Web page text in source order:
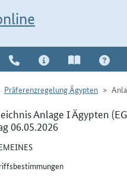
Präferenzregelung Ägypten
Anlage I Ägypten
06.05.2026